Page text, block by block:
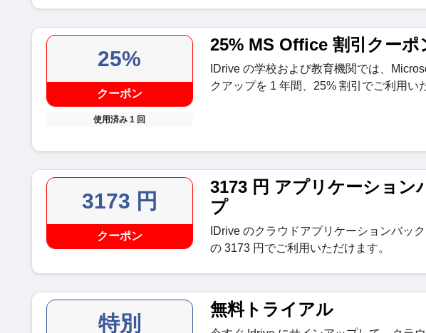
25%
クーポン
使用済み 1 回
25% MS Office 割引クーポ
IDrive の学校および教育機関では、
クアップを 1 年間、25% 割引でご利用い
3173 円
クーポン
3173 円 アプリケーション
プ
IDrive のクラウドアプリケーションバッ
の 3173 円でご利用いただけます。
特別
無料トライアル